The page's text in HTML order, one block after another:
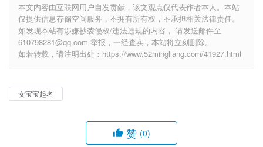
本文内容由互联网用户自发贡献，该文观点仅代表作者本人。本站
仅提供信息存储空间服务，不拥有所有权，不承担相关法律责任。
如发现本站有涉嫌抄袭侵权/违法违规的内容， 请发送邮件至
610798281@qq.com 举报，一经查实，本站将立刻删除。
如若转载，请注明出处：https://www.52mingliang.com/41927.html
女宝宝起名
赞 (0)